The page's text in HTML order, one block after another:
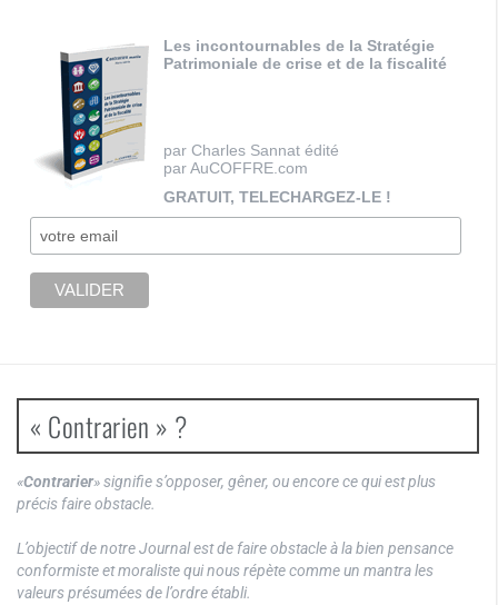
Les incontournables de la Stratégie
Patrimoniale de crise et de la fiscalité
par Charles Sannat édité
par AuCOFFRE.com
GRATUIT, TELECHARGEZ-LE !
« Contrarien » ?
«Contrarier» signifie s’opposer, gêner, ou encore ce qui est plus
précis faire obstacle.
L’objectif de notre Journal est de faire obstacle à la bien pensance
conformiste et moraliste qui nous répète comme un mantra les
valeurs présumées de l’ordre établi.